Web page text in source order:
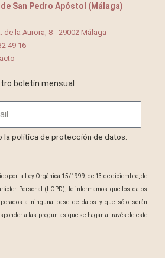
San Pedro Apóstol (Málaga)
de la Aurora, 8 - 29002 Málaga
49 16
boletín mensual
la política de protección de datos.
por la Ley Orgánica 15/1999, de 13 de diciembre, de
Personal (LOPD), le informamos que los datos
a ninguna base de datos y que sólo serán
a las preguntas que se hagan a través de este